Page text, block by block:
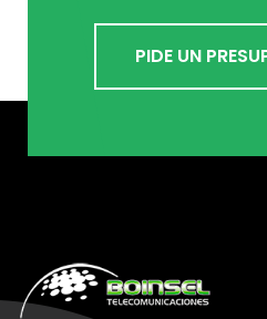
PIDE UN